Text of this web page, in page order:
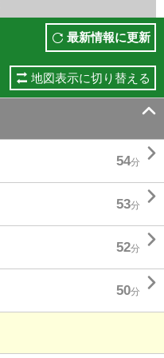
最新情報に更新
地図表示に切り替える

54分 
53分 
52分 
50分 